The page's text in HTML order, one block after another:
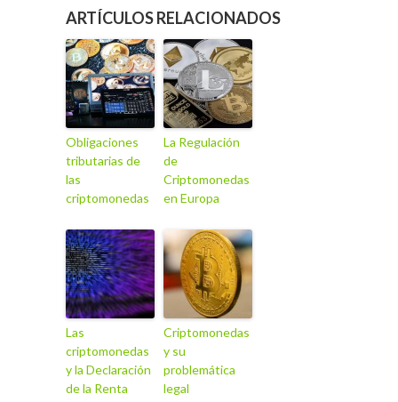
ARTÍCULOS RELACIONADOS
Obligaciones
tributarias de
las
criptomonedas
La Regulación
de
Criptomonedas
en Europa
Las
criptomonedas
y la Declaración
de la Renta
Criptomonedas
y su
problemática
legal